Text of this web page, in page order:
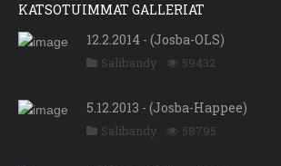
KATSOTUIMMAT GALLERIAT
12.2.2014 - (Josba-OLS)
Salibandy 59432
5.12.2013 - (Josba-Happee)
Salibandy 58795